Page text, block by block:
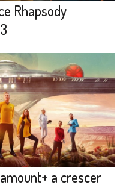
Rhapsody
a crescer